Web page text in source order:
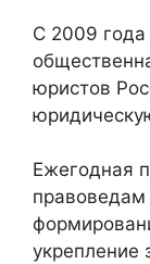
С 2009
юристов
Ежегодная
правоведам
укрепление